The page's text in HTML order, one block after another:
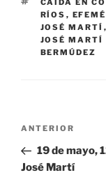
CAÍDA EN
RÍOS ,
JOSÉ MARTÍ ,
JOSÉ MARTÍ
BERMÚDEZ
Navegación
entradas
Entrada
anterior:
ANTERIOR
19 de mayo,
José Martí